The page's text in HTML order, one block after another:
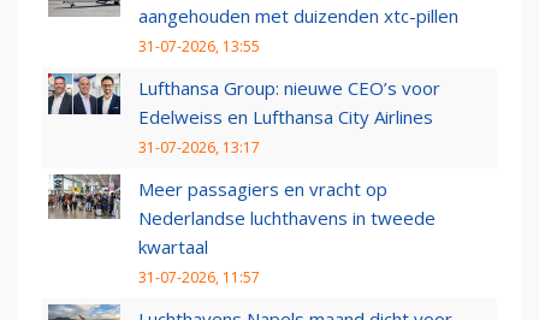
aangehouden met duizenden xtc-pillen
31-07-2026, 13:55
Lufthansa Group: nieuwe CEO’s voor
Edelweiss en Lufthansa City Airlines
31-07-2026, 13:17
Meer passagiers en vracht op
Nederlandse luchthavens in tweede
kwartaal
31-07-2026, 11:57